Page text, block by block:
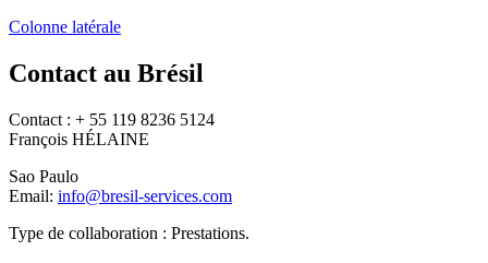
Colonne latérale
Contact au Brésil
Contact : + 55 119 8236 5124
François HÉLAINE
Sao Paulo
Email: info@bresil-services.com
Type de collaboration : Prestations.